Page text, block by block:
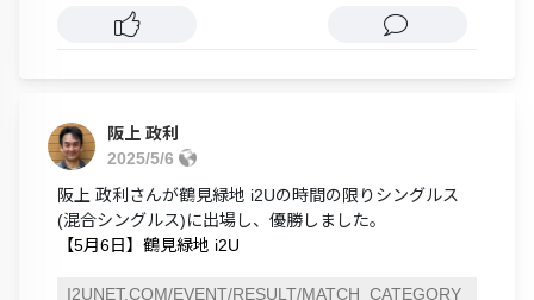
阪上 政利
2025/5/6
阪上 政利さんが鶴見緑地 i2Uの時間の限りシングルス
(混合シングルス)に出場し、優勝しました。
【5月6日】鶴見緑地 i2U
I2UNET.COM/EVENT/RESULT/MATCH_CATEGORY_